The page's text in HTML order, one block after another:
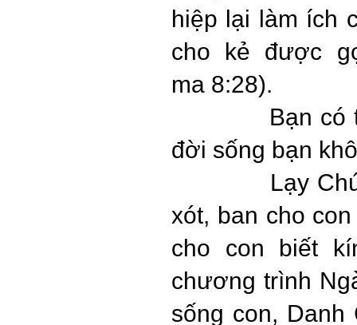
hiệp lại làm ích
cho kẻ được
ma 8:28).
Bạn có
đời sống bạn
Lạy Chúa,
xót, ban cho
cho con biết
chương trình
sống con,